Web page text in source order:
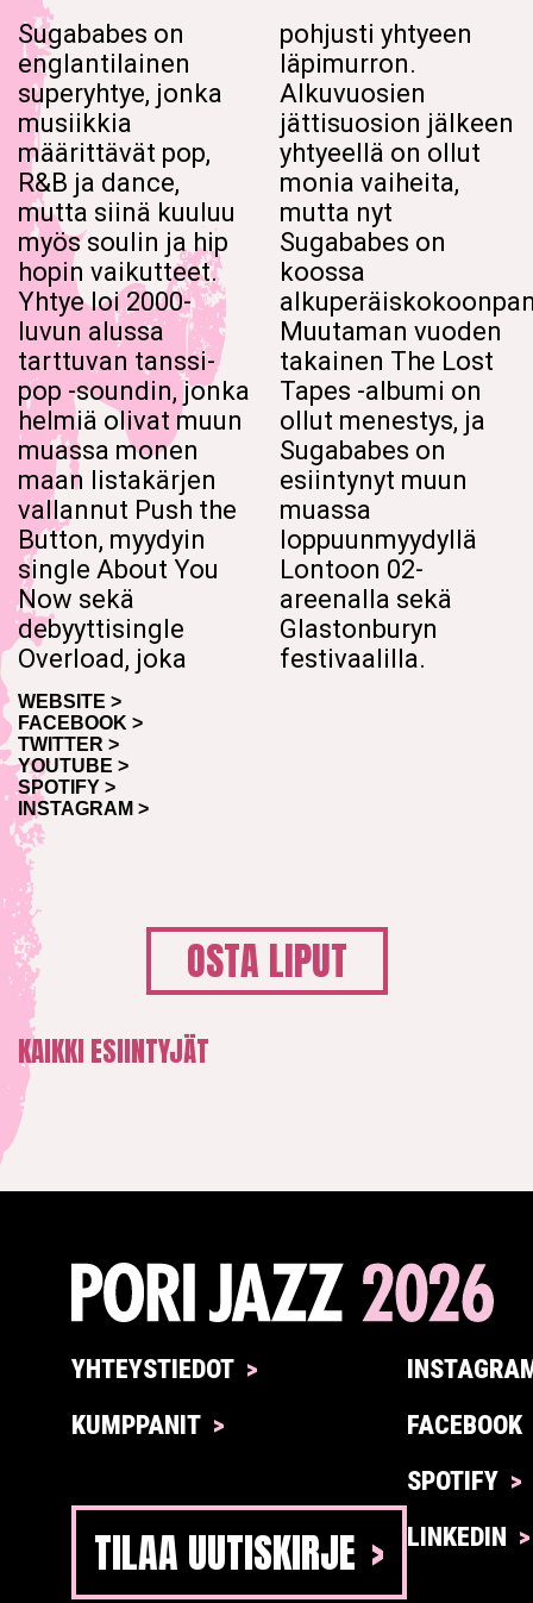
Sugababes on
englantilainen
superyhtye, jonka
musiikkia
määrittävät pop,
R&B ja dance,
mutta siinä kuuluu
myös soulin ja hip
hopin vaikutteet.
Yhtye loi 2000-
luvun alussa
tarttuvan tanssi-
pop -soundin, jonka
helmiä olivat muun
muassa monen
maan listakärjen
vallannut Push the
Button, myydyin
single About You
Now sekä
debyyttisingle
Overload, joka
pohjusti yhtyeen
läpimurron.
Alkuvuosien
jättisuosion jälkeen
yhtyeellä on ollut
monia vaiheita,
mutta nyt
Sugababes on
koossa
Muutaman vuoden
takainen The Lost
Tapes -albumi on
ollut menestys, ja
Sugababes on
esiintynyt muun
muassa
loppuunmyydyllä
Lontoon 02-
areenalla sekä
Glastonburyn
festivaalilla.
WEBSITE >
FACEBOOK >
TWITTER >
YOUTUBE >
SPOTIFY >
INSTAGRAM >
OSTA LIPUT
KAIKKI ESIINTYJÄT
YHTEYSTIEDOT
KUMPPANIT
TILAA UUTISKIRJE
FACEBOOK
SPOTIFY
LINKEDIN